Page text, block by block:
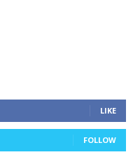
LIKE
FOLLOW